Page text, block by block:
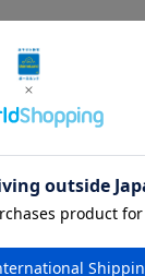
ントをご利用
はAmazonのID